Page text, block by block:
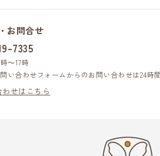
お問合せ
7335
～17時
い合わせフォームからのお問い合わせは24時
わせはこちら